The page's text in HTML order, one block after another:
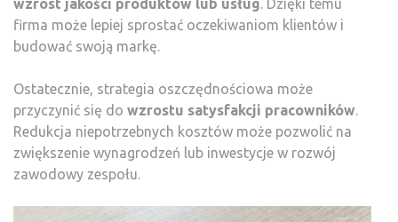
wzrost jakości produktów lub usług. Dzięki temu
firma może lepiej sprostać oczekiwaniom klientów i
budować swoją markę.
Ostatecznie, strategia oszczędnościowa może
przyczynić się do wzrostu satysfakcji pracowników.
Redukcja niepotrzebnych kosztów może pozwolić na
zwiększenie wynagrodzeń lub inwestycje w rozwój
zawodowy zespołu.